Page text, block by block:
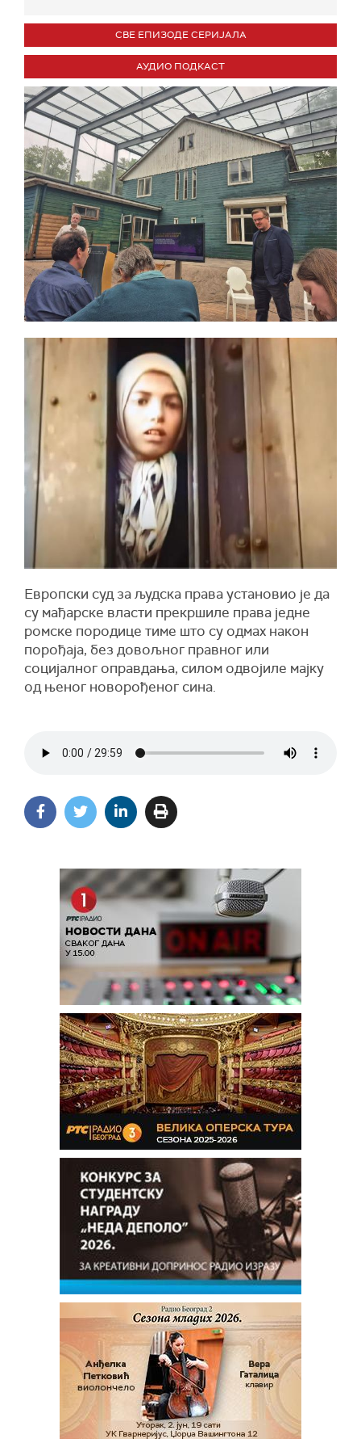
СВЕ ЕПИЗОДЕ СЕРИЈАЛА
АУДИО ПОДКАСТ
Европски суд за људска права установио је да
су мађарске власти прекршиле права једне
ромске породице тиме што су одмах након
порођаја, без довољног правног или
социјалног оправдања, силом одвојиле мајку
од њеног новорођеног сина.